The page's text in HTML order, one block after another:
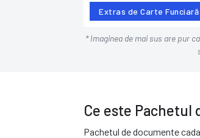
Extras de Carte Funciară
* Imaginea de mai sus are pur
Ce este Pachetul
Pachetul de documente